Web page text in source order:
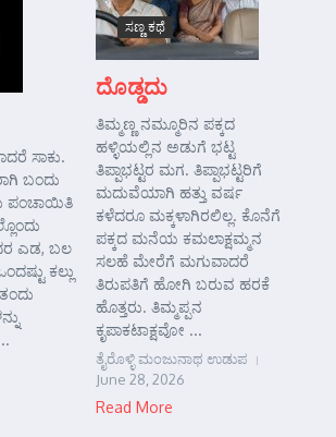
ಸಾಕು.
ಬಂದು
ಪಂಚಾಯಿತಿ
ಎಡ, ಬಲ
ಕಲ್ಲು
ಸಣ್ಣ ಕಥೆ
ದೊಡ್ಡದು
ತಿಮ್ಮಣ್ಣ ನಮ್ಮೂರಿನ ಪಕ್ಕದ
ಹಳ್ಳಿಯಲ್ಲಿನ ಅಡುಗೆ ಭಟ್ಟ
ತಿಪ್ಪಾಭಟ್ಟರ ಮಗ. ತಿಪ್ಪಾಭಟ್ಟರಿಗೆ
ಮದುವೆಯಾಗಿ ಹತ್ತು ವರ್ಷ
ಕಳೆದರೂ ಮಕ್ಕಳಾಗಿರಲಿಲ್ಲ. ಕೊನೆಗೆ
ಪಕ್ಕದ ಮನೆಯ ಕಮಲಾಕ್ಷಮ್ಮನ
ಸಲಹೆ ಮೇರೆಗೆ ಮಗುವಾದರೆ
ತಿರುಪತಿಗೆ ಹೋಗಿ ಬರುವ ಹರಕೆ
ಹೊತ್ತರು. ತಿಮ್ಮಪ್ಪನ
ಕೃಪಾಕಟಾಕ್ಷವೋ ...
ತೈರೊಳ್ಳಿ ಮಂಜುನಾಥ ಉಡುಪ
June 28, 2026
Read More